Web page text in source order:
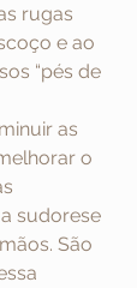
rugas
e ao
“pés de
as
o
sudorese
São